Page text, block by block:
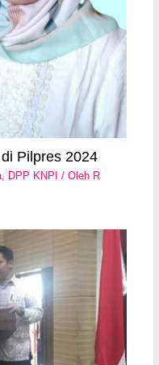
Pilpres 2024
, DPP KNPI / Oleh R